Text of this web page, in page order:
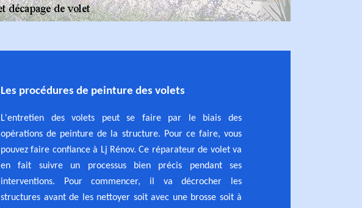
Les procédures de peinture des volets
L'entretien des volets peut se faire par le biais des
opérations de peinture de la structure. Pour ce faire, vous
pouvez faire confiance à Lj Rénov. Ce réparateur de volet va
en fait suivre un processus bien précis pendant ses
interventions. Pour commencer, il va décrocher les
structures avant de les nettoyer soit avec une brosse soit à